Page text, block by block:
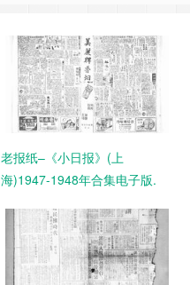
老报纸–《小日报》(上
海)1947-1948年合集电子版.